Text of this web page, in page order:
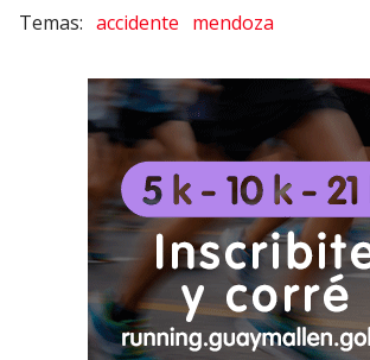
accidente mendoza